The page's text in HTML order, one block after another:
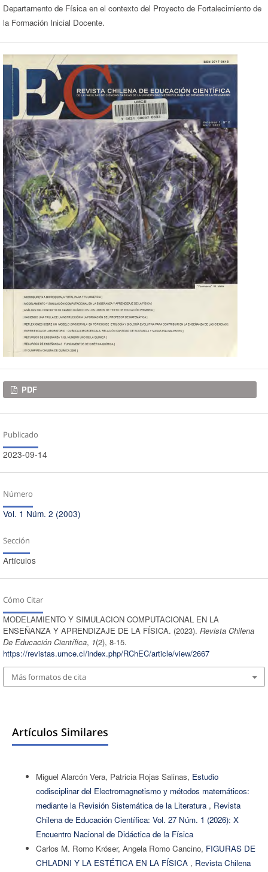
Departamento de Física en el contexto del Proyecto de Fortalecimiento de
la Formación Inicial Docente.
Descargas
PDF
Publicado
2023-09-14
Número
Vol. 1 Núm. 2 (2003)
Sección
Artículos
Cómo Citar
MODELAMIENTO Y SIMULACION COMPUTACIONAL EN LA
ENSEÑANZA Y APRENDIZAJE DE LA FÍSICA. (2023). Revista Chilena
De Educación Científica, 1(2), 8-15.
https://revistas.umce.cl/index.php/RChEC/article/view/2667
Más formatos de cita
Artículos Similares
Miguel Alarcón Vera, Patricia Rojas Salinas, Estudio
codisciplinar del Electromagnetismo y métodos matemáticos:
mediante la Revisión Sistemática de la Literatura , Revista
Chilena de Educación Científica: Vol. 27 Núm. 1 (2026): X
Encuentro Nacional de Didáctica de la Física
Carlos M. Romo Króser, Angela Romo Cancino, FIGURAS DE
CHLADNI Y LA ESTÉTICA EN LA FÍSICA , Revista Chilena